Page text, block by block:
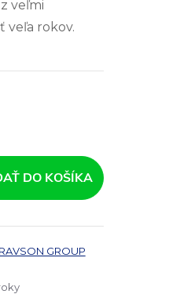
veľmi
veľa rokov.
DO KOŠÍKA
GROUP